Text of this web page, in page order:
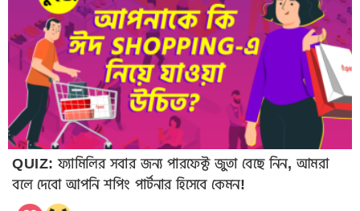
QUIZ: ফ্যামিলির সবার জন্য পারফেক্ট জুতা বেছে নিন, আমরা
বলে দেবো আপনি শপিং পার্টনার হিসেবে কেমন!